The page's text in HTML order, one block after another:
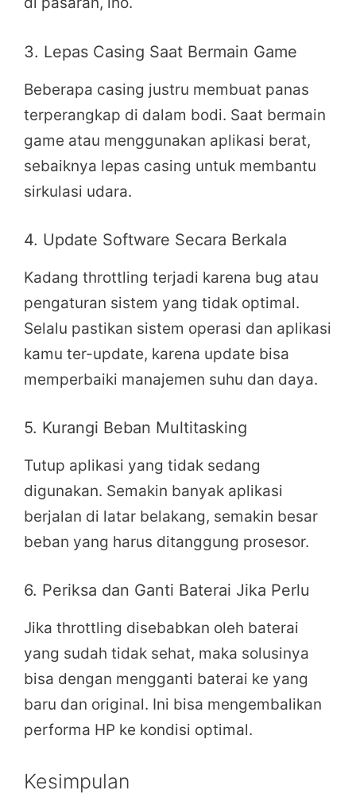
3. Lepas Casing Saat Bermain Game
Beberapa casing justru membuat panas
terperangkap di dalam bodi. Saat bermain
game atau menggunakan aplikasi berat,
sebaiknya lepas casing untuk membantu
sirkulasi udara.
4. Update Software Secara Berkala
Kadang throttling terjadi karena bug atau
pengaturan sistem yang tidak optimal.
Selalu pastikan sistem operasi dan aplikasi
kamu ter-update, karena update bisa
memperbaiki manajemen suhu dan daya.
5. Kurangi Beban Multitasking
Tutup aplikasi yang tidak sedang
digunakan. Semakin banyak aplikasi
berjalan di latar belakang, semakin besar
beban yang harus ditanggung prosesor.
6. Periksa dan Ganti Baterai Jika Perlu
Jika throttling disebabkan oleh baterai
yang sudah tidak sehat, maka solusinya
bisa dengan mengganti baterai ke yang
baru dan original. Ini bisa mengembalikan
performa HP ke kondisi optimal.
Kesimpulan